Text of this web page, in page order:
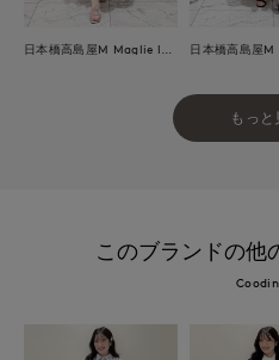
もっと
このブランドの他